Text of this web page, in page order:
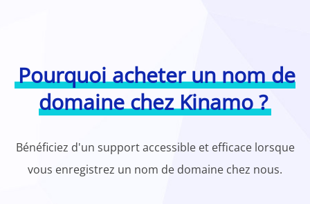
Pourquoi acheter un nom de
domaine chez Kinamo ?
Bénéficiez d'un support accessible et efficace lorsque
vous enregistrez un nom de domaine chez nous.